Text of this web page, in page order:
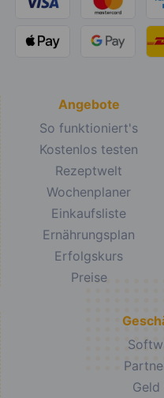
Angebote
So funktioniert's
Kostenlos testen
Rezeptwelt
Wochenplaner
Einkaufsliste
Ernährungsplan
Erfolgskurs
Preise
Geld